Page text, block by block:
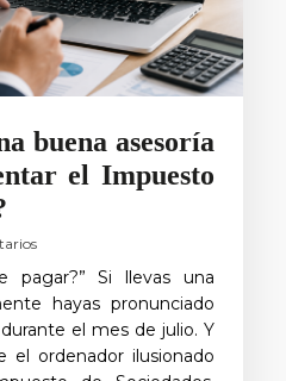
buena asesoría
el Impuesto
pagar?” Si llevas una
hayas pronunciado
el mes de julio. Y
el ordenador ilusionado